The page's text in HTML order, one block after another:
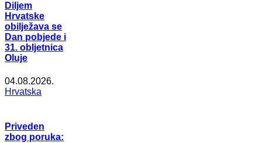
Diljem
Hrvatske
obilježava se
Dan pobjede i
31. obljetnica
Oluje
04.08.2026.
Hrvatska
Priveden
zbog poruka: